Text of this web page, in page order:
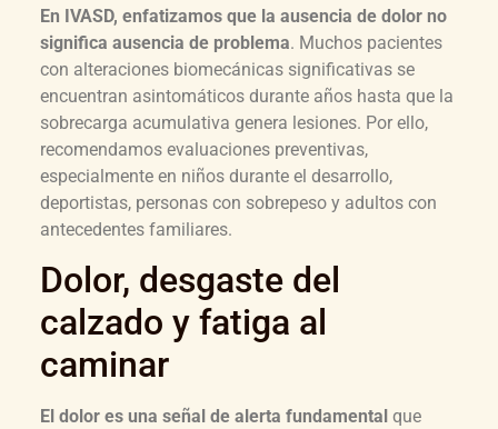
En IVASD, enfatizamos que la ausencia de dolor no
significa ausencia de problema. Muchos pacientes
con alteraciones biomecánicas significativas se
encuentran asintomáticos durante años hasta que la
sobrecarga acumulativa genera lesiones. Por ello,
recomendamos evaluaciones preventivas,
especialmente en niños durante el desarrollo,
deportistas, personas con sobrepeso y adultos con
antecedentes familiares.​
Dolor, desgaste del
calzado y fatiga al
caminar
El dolor es una señal de alerta fundamental que